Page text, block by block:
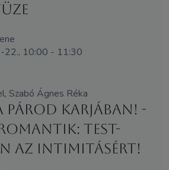
10:00 - 11:30
Szabó Ágnes Réka
párod karjában! -
Test-
az intimitásért!